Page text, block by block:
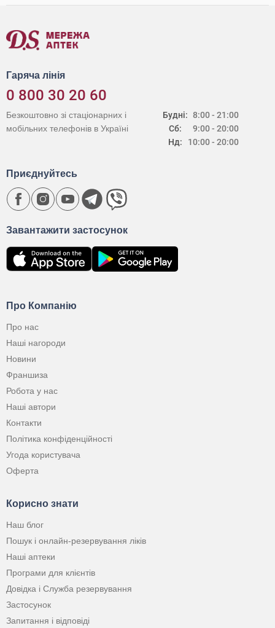
Гаряча лінія
0 800 30 20 60
Будні:
Сб:
Нд:
8:00 - 21:00
9:00 - 20:00
10:00 - 20:00
Безкоштовно зі стаціонарних і
мобільних телефонів в Україні
Про Компанію
Про нас
Наші нагороди
Новини
Франшиза
Робота у нас
Наші автори
Контакти
Політика конфіденційності
Угода користувача
Оферта
Корисно знати
Наш блог
Пошук і онлайн-резервування ліків
Наші аптеки
Програми для клієнтів
Довідка і Служба резервування
Застосунок
Запитання і відповіді
Завантажити застосунок
Приєднуйтесь